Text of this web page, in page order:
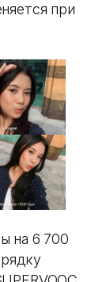
при
на 6 700